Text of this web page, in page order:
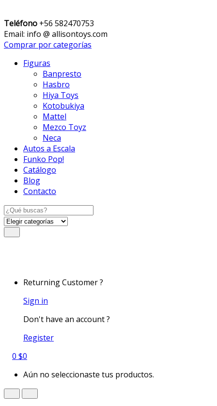
Teléfono +56 582470753
Email: info @ allisontoys.com
Comprar por categorías
Figuras
Banpresto
Hasbro
Hiya Toys
Kotobukiya
Mattel
Mezco Toyz
Neca
Autos a Escala
Funko Pop!
Catálogo
Blog
Contacto
Search
for:
Returning Customer ?
Sign in
Don't have an account ?
Register
0 $0
Aún no seleccionaste tus productos.